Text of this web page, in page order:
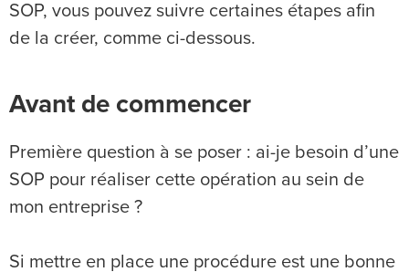
SOP, vous pouvez suivre certaines étapes afin
de la créer, comme ci-dessous.
Avant de commencer
Première question à se poser : ai-je besoin d’une
SOP pour réaliser cette opération au sein de
mon entreprise ?
Si mettre en place une procédure est une bonne